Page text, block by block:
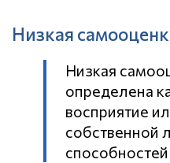
Низкая
Низкая
определена
восприятие
собственной